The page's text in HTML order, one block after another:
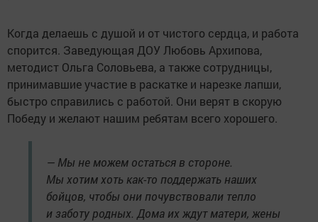
Когда делаешь с душой и от чистого сердца, и работа
спорится. Заведующая ДОУ Любовь Архипова,
методист Ольга Соловьева, а также сотрудницы,
принимавшие участие в раскатке и нарезке лапши,
быстро справились с работой. Они верят в скорую
Победу и желают нашим ребятам всего хорошего.
— Мы не можем остаться в стороне.
Мы хотим хоть как-то поддержать наших
бойцов, чтобы они почувствовали тепло
и заботу родных. Дома их ждут матери, жены